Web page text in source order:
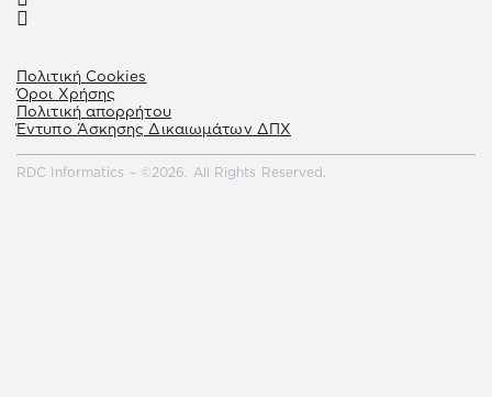
Πολιτική Cookies
Όροι Χρήσης
Πολιτική απορρήτου
Έντυπο Άσκησης Δικαιωμάτων ΔΠΧ
RDC Informatics – ©2026. All Rights Reserved.